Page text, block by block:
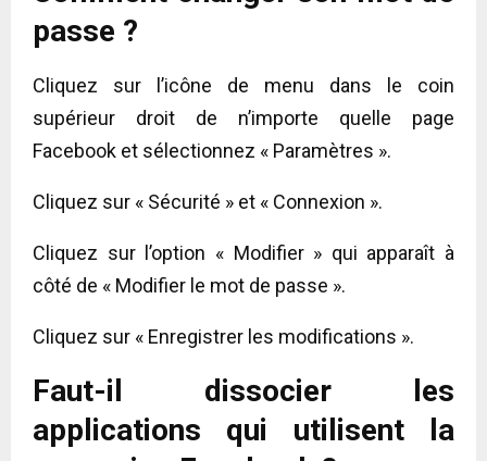
passe ?
Cliquez sur l’icône de menu dans le coin
supérieur droit de n’importe quelle page
Facebook et sélectionnez « Paramètres ».
Cliquez sur « Sécurité » et « Connexion ».
Cliquez sur l’option « Modifier » qui apparaît à
côté de « Modifier le mot de passe ».
Cliquez sur « Enregistrer les modifications ».
Faut-il dissocier les
applications qui utilisent la